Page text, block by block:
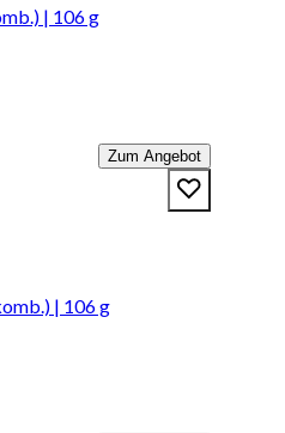
| 106 g
Zum Angebot
| 106 g